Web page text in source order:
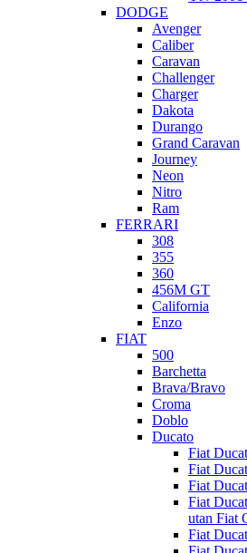
DODGE
Avenger
Caliber
Caravan
Challenger
Charger
Dakota
Durango
Grand Caravan
Journey
Neon
Nitro
Ram
FERRARI
308
355
360
456M GT
California
Enzo
FIAT
500
Barchetta
Brava/Bravo
Croma
Doblo
Ducato
Fiat
Fiat
Fiat
Fiat
utan Fiat
Fiat